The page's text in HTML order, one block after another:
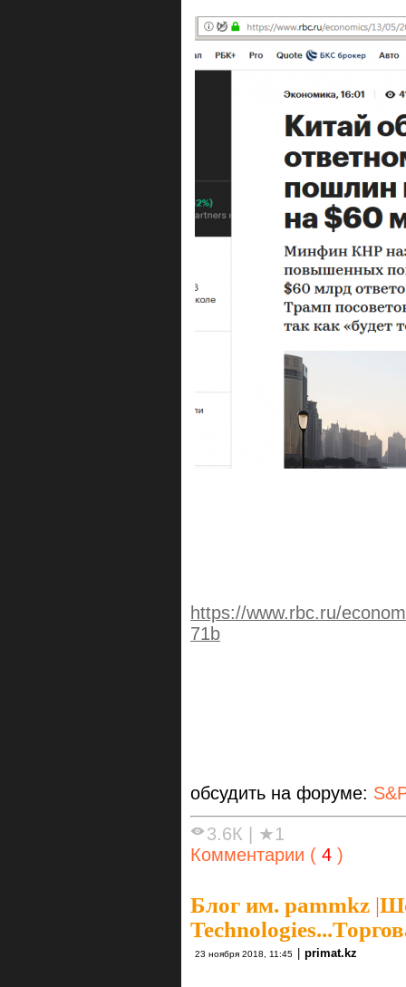
https://www.rbc.ru/
71b
обсудить на форуме:
3.6К
★1
Комментарии ( 4 )
Блог им. pammkz |
23 ноября 2018, 11:45 primat.kz